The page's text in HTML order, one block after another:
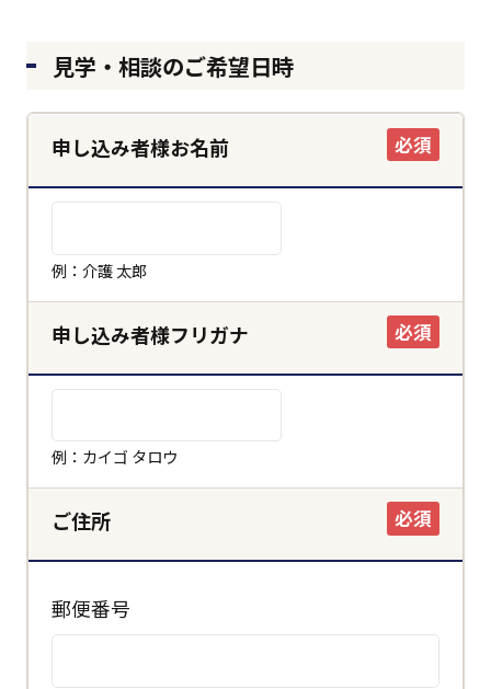
見学・相談のご希望日時
申し込み者様お名前 必須
例：介護 太郎
申し込み者様フリガナ 必須
例：カイゴ タロウ
ご住所 必須
郵便番号